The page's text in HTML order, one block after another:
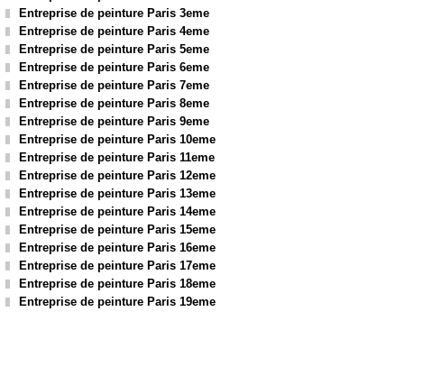
Entreprise de peinture Paris 3eme
Entreprise de peinture Paris 4eme
Entreprise de peinture Paris 5eme
Entreprise de peinture Paris 6eme
Entreprise de peinture Paris 7eme
Entreprise de peinture Paris 8eme
Entreprise de peinture Paris 9eme
Entreprise de peinture Paris 10eme
Entreprise de peinture Paris 11eme
Entreprise de peinture Paris 12eme
Entreprise de peinture Paris 13eme
Entreprise de peinture Paris 14eme
Entreprise de peinture Paris 15eme
Entreprise de peinture Paris 16eme
Entreprise de peinture Paris 17eme
Entreprise de peinture Paris 18eme
Entreprise de peinture Paris 19eme